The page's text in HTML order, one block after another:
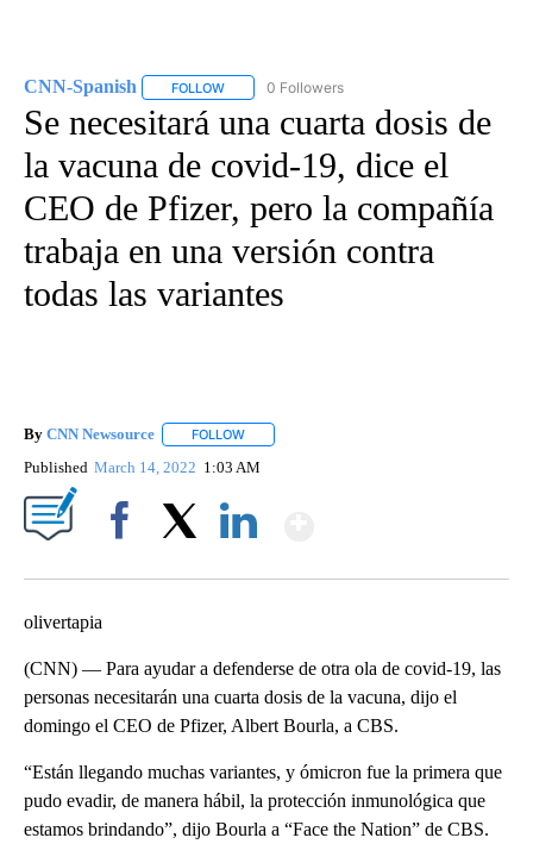
CNN-Spanish FOLLOW FOLLOW "CNN-SPANISH" TO RECEIVE
0 Followers
Se necesitará una cuarta dosis de
la vacuna de covid-19, dice el
CEO de Pfizer, pero la compañía
trabaja en una versión contra
todas las variantes
By CNN Newsource FOLLOW
Published March 14, 2022 1:03 AM
olivertapia
(CNN) — Para ayudar a defenderse de otra ola de covid-19, las
personas necesitarán una cuarta dosis de la vacuna, dijo el
domingo el CEO de Pfizer, Albert Bourla, a CBS.
“Están llegando muchas variantes, y ómicron fue la primera que
pudo evadir, de manera hábil, la protección inmunológica que
estamos brindando”, dijo Bourla a “Face the Nation” de CBS.